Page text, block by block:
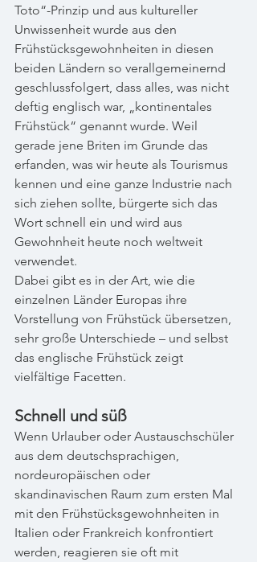
Toto“-Prinzip und aus kultureller
Unwissenheit wurde aus den
Frühstücksgewohnheiten in diesen
beiden Ländern so verallgemeinernd
geschlussfolgert, dass alles, was nicht
deftig englisch war, „kontinentales
Frühstück“ genannt wurde. Weil
gerade jene Briten im Grunde das
erfanden, was wir heute als Tourismus
kennen und eine ganze Industrie nach
sich ziehen sollte, bürgerte sich das
Wort schnell ein und wird aus
Gewohnheit heute noch weltweit
verwendet.
Dabei gibt es in der Art, wie die
einzelnen Länder Europas ihre
Vorstellung von Frühstück übersetzen,
sehr große Unterschiede – und selbst
das englische Frühstück zeigt
vielfältige Facetten.
Schnell und süß
Wenn Urlauber oder Austauschschüler
aus dem deutschsprachigen,
nordeuropäischen oder
skandinavischen Raum zum ersten Mal
mit den Frühstücksgewohnheiten in
Italien oder Frankreich konfrontiert
werden, reagieren sie oft mit